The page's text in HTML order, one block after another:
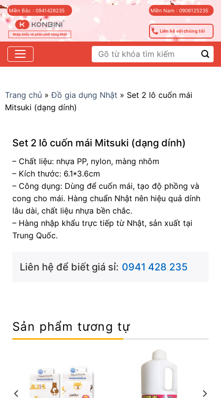
Skip
to
content
Miền Bắc : 0941428235 Miền Nam : 0906125235
Liên hệ với chúng tôi
Tìm
kiếm:
Trang chủ »Đồ gia dụng Nhật » Set 2 lô cuốn mái
Mitsuki (dạng dính)
Set 2 lô cuốn mái Mitsuki (dạng dính)
– Chất liệu: nhựa PP, nylon, màng nhôm
– Kích thước: 6.1*3.6cm
– Công dụng: Dùng để cuốn mái, tạo độ phồng và
cong cho mái. Hàng chuẩn Nhật nên hiệu quả dính
lâu dài, chất liệu nhựa bền chắc.
– Hàng nhập khẩu trực tiếp từ Nhật, sản xuất tại
Trung Quốc.
Liên hệ để biết giá sỉ: 0941 428 235
Sản phẩm tương tự